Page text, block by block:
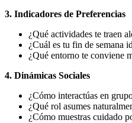
3. Indicadores de Preferencias
¿Qué actividades te traen
¿Cuál es tu fin de semana
¿Qué entorno te conviene
4. Dinámicas Sociales
¿Cómo interactúas en
¿Qué rol asumes
¿Cómo muestras cuidado